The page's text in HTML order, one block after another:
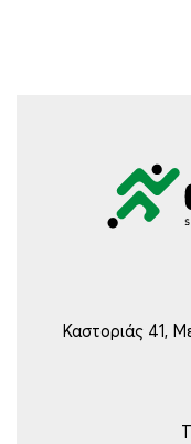
Καστοριάς 41,